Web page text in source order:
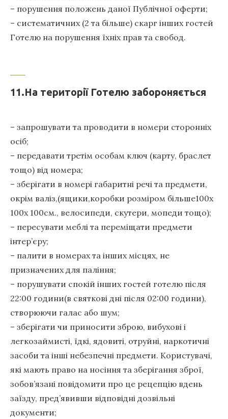
– порушення положень даної Публічної оферти;
– систематичних (2 та більше) скарг інших гостей
Готелю на порушення їхніх прав та свобод.
11.На території Готелю забороняється
– запрошувати та проводити в номери сторонніх
осіб;
– передавати третім особам ключ (карту, браслет
тощо) від номера;
– зберігати в номері габаритні речі та предмети,
окрім валіз,(ящики,коробки розміром більше100х
100х 100см., велосипеди, скутери, мопеди тощо);
– пересувати меблі та переміщати предмети
інтер’єру;
– палити в номерах та інших місцях, не
призначених для паління;
– порушувати спокій інших гостей готелю після
22:00 години(в святкові дні після 02:00 години),
створюючи галас або шум;
– зберігати чи приносити зброю, вибухові і
легкозаймисті, їдкі, ядовиті, отруйні, наркотичні
засоби та інші небезпечні предмети. Користувачі,
які мають право на носіння та зберігання зброї,
зобов’язані повідомити про це рецепцію вдень
заїзду, пред’явивши відповідні дозвільні
документи;